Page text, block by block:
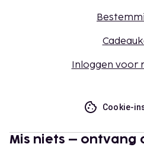
Inloggen voor
Cookie-
Mis niets – ontvang